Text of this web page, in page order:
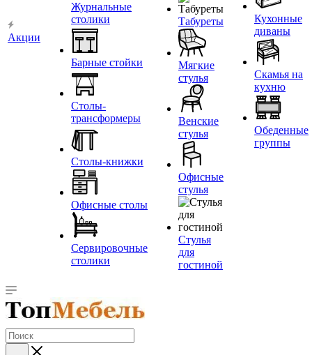
Акции
Журнальные
столики
Барные стойки
Столы-
трансформеры
Столы-книжки
Офисные столы
Сервировочные
столики
Табуреты
Мягкие
стулья
Венские
стулья
Офисные
стулья
Стулья
для
гостиной
Кухонные
диваны
Скамья на
кухню
Обеденные
группы